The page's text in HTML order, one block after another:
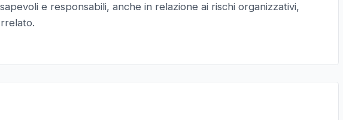
e responsabili, anche in relazione ai rischi organizzativi,